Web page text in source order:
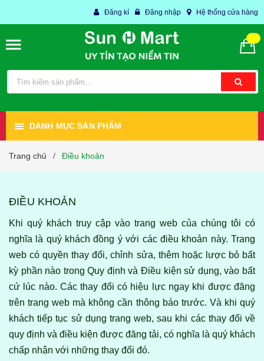
Đăng kí Đăng nhập Hệ thống cửa hàng
DANH MỤC SẢN PHẨM
Trang chủ / Điều khoản
ĐIỀU KHOẢN
Khi quý khách truy cập vào trang web của chúng tôi có
nghĩa là quý khách đồng ý với các điều khoản này. Trang
web có quyền thay đổi, chỉnh sửa, thêm hoặc lược bỏ bất
kỳ phần nào trong Quy định và Điều kiện sử dụng, vào bất
cứ lúc nào. Các thay đổi có hiệu lực ngay khi được đăng
trên trang web mà không cần thông báo trước. Và khi quý
khách tiếp tục sử dụng trang web, sau khi các thay đổi về
quy định và điều kiện được đăng tải, có nghĩa là quý khách
chấp nhận với những thay đổi đó.